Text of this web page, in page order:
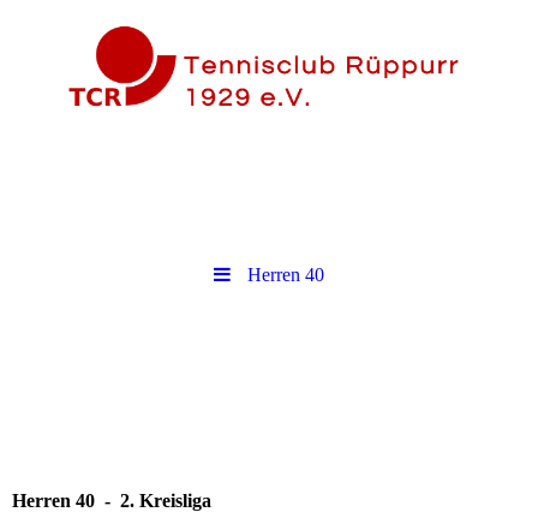
Herren 40
Herren 40 - 2. Kreisliga